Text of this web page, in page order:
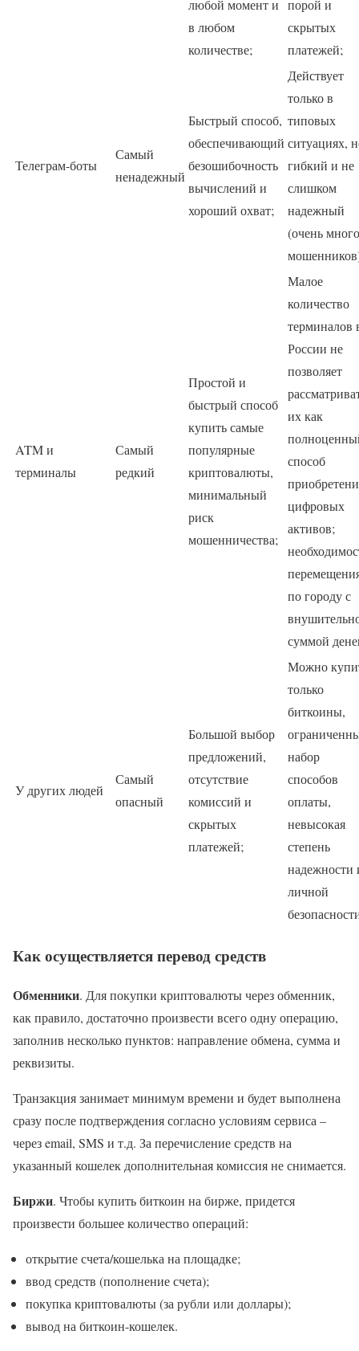
любой момент и
в любом
количестве;
порой и
скрытых
платежей;
Телеграм-боты
Самый
ненадежный
Быстрый способ,
обеспечивающий
безошибочность
вычислений и
хороший охват;
Действует
только в
типовых
ситуациях,
гибкий и не
слишком
надежный
(очень много
ATM и
терминалы
Самый
редкий
Простой и
быстрый способ
купить самые
популярные
криптовалюты,
минимальный
риск
мошенничества;
Малое
количество
терминалов
России не
позволяет
их как
способ
цифровых
активов;
по городу с
суммой
У других людей
Самый
опасный
Большой выбор
предложений,
отсутствие
комиссий и
скрытых
платежей;
Можно
только
биткоины,
набор
способов
оплаты,
невысокая
степень
надежности
личной
Как осуществляется перевод средств
Обменники. Для покупки криптовалюты через обменник,
как правило, достаточно произвести всего одну операцию,
заполнив несколько пунктов: направление обмена, сумма и
реквизиты.
Транзакция занимает минимум времени и будет выполнена
сразу после подтверждения согласно условиям сервиса –
через email, SMS и т.д. За перечисление средств на
указанный кошелек дополнительная комиссия не снимается.
Биржи. Чтобы купить биткоин на бирже, придется
произвести большее количество операций:
открытие счета/кошелька на площадке;
ввод средств (пополнение счета);
покупка криптовалюты (за рубли или доллары);
вывод на биткоин-кошелек.